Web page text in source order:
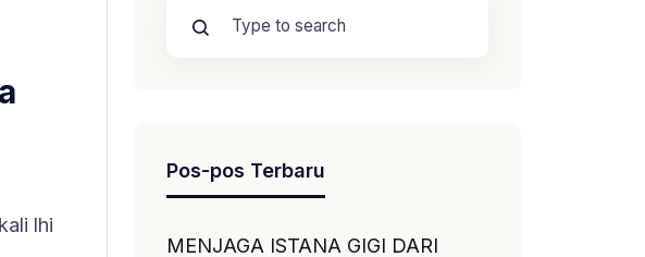
lhi
Pos-pos Terbaru
MENJAGA ISTANA GIGI DARI